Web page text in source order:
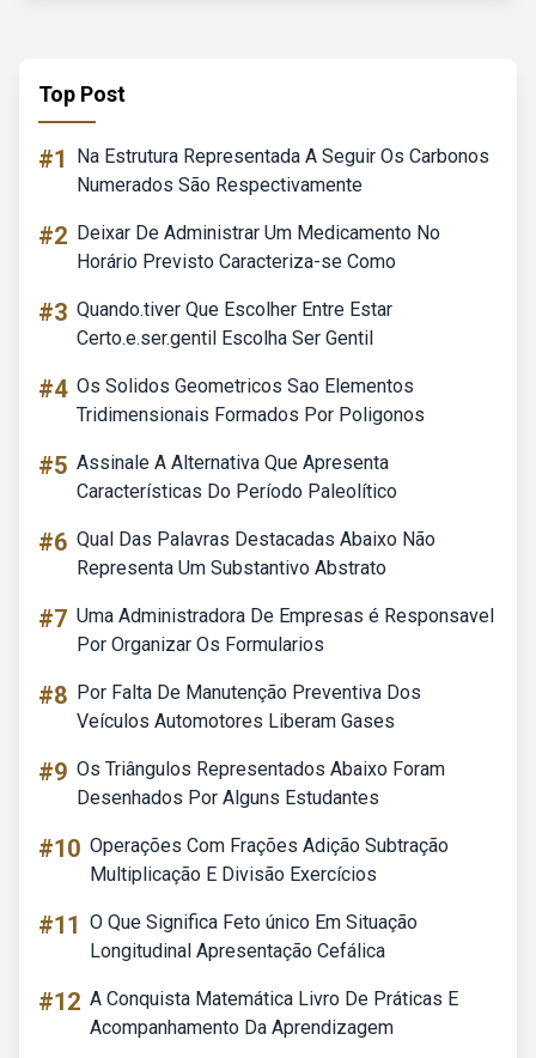
Top Post
#1
Na Estrutura Representada A Seguir Os Carbonos
Numerados São Respectivamente
#2 Deixar De Administrar Um Medicamento No
Horário Previsto Caracteriza-se Como
#3 Quando.tiver Que Escolher Entre Estar
Certo.e.ser.gentil Escolha Ser Gentil
#4 Os Solidos Geometricos Sao Elementos
Tridimensionais Formados Por Poligonos
#5 Assinale A Alternativa Que Apresenta
Características Do Período Paleolítico
#6 Qual Das Palavras Destacadas Abaixo Não
Representa Um Substantivo Abstrato
#7 Uma Administradora De Empresas é Responsavel
Por Organizar Os Formularios
#8 Por Falta De Manutenção Preventiva Dos
Veículos Automotores Liberam Gases
#9 Os Triângulos Representados Abaixo Foram
Desenhados Por Alguns Estudantes
#10 Operações Com Frações Adição Subtração
Multiplicação E Divisão Exercícios
#11 O Que Significa Feto único Em Situação
Longitudinal Apresentação Cefálica
#12 A Conquista Matemática Livro De Práticas E
Acompanhamento Da Aprendizagem